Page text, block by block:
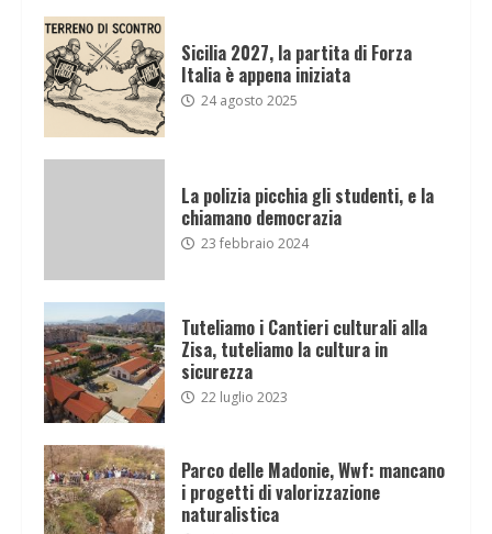
Sicilia 2027, la partita di Forza
Italia è appena iniziata
24 agosto 2025
La polizia picchia gli studenti, e la
chiamano democrazia
23 febbraio 2024
Tuteliamo i Cantieri culturali alla
Zisa, tuteliamo la cultura in
sicurezza
22 luglio 2023
Parco delle Madonie, Wwf: mancano
i progetti di valorizzazione
naturalistica